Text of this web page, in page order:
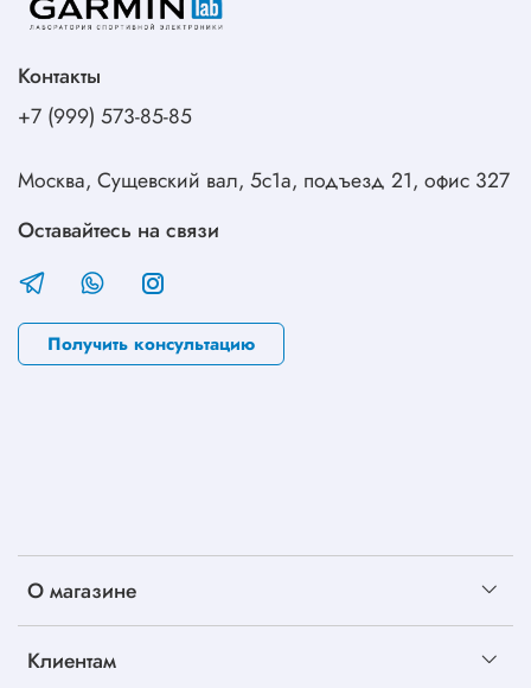
О магазине
Клиентам
Контакты
+7 (999) 573-85-85
Москва, Сущевский вал, 5с1а, подъезд 21, офис 327
Оставайтесь на связи
Получить консультацию